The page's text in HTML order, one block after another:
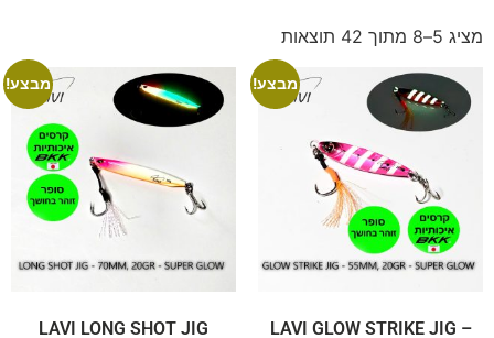
מציג 5–8 מתוך 42 תוצאות
מבצע!
LAVI GLOW STRIKE JIG –
מבצע!
LAVI LONG SHOT JIG